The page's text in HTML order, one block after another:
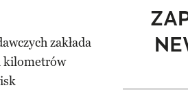
zakłada
kilometrów